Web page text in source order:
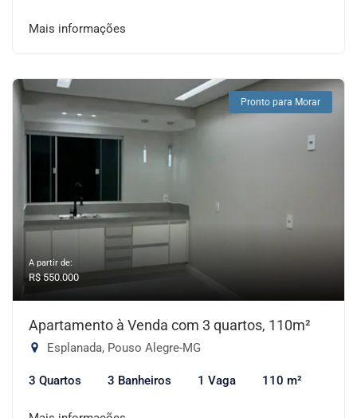
Mais informações
Pronto para Morar
A partir de:
R$ 550.000
Apartamento à Venda com 3 quartos, 110m²
Esplanada, Pouso Alegre-MG
3 Quartos 3 Banheiros 1 Vaga 110 m²